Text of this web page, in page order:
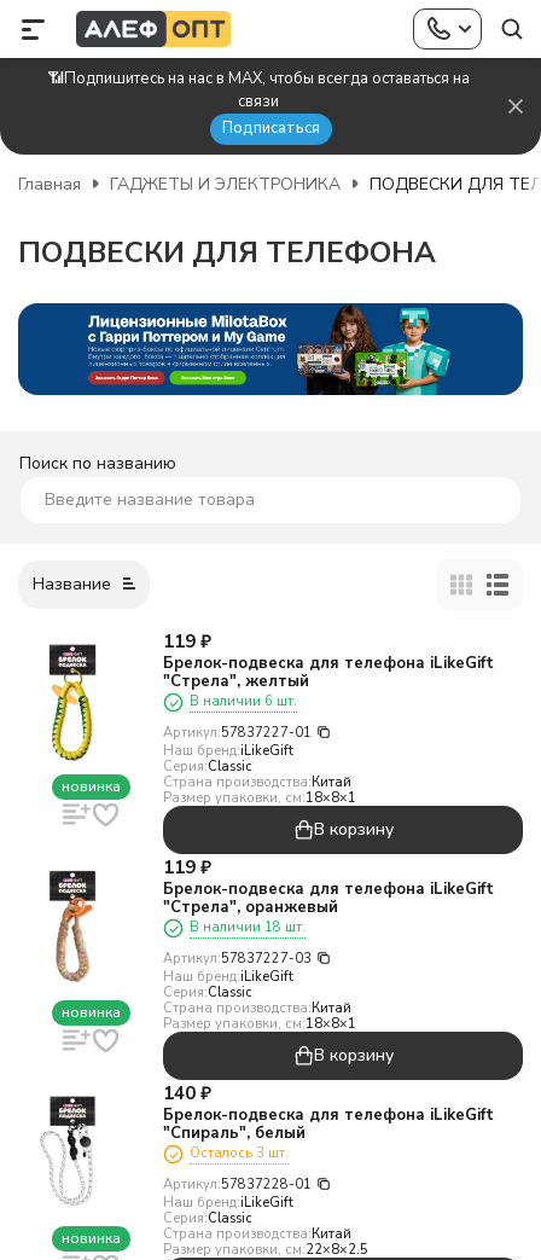
📶Подпишитесь на нас в MAX, чтобы всегда оставаться на
связи
Подписаться
Главная ГАДЖЕТЫ И ЭЛЕКТРОНИКА ПОДВЕСКИ ДЛЯ
ПОДВЕСКИ ДЛЯ ТЕЛЕФОНА
Поиск по названию
Название
новинка
119 ₽
Брелок-подвеска для телефона iLikeGift
"Стрела", желтый
В наличии 6 шт.
Артикул:57837227-01
Наш бренд:iLikeGift
Серия:Classic
Страна производства:Китай
Размер упаковки, см:18×8×1
В корзину
новинка
119 ₽
Брелок-подвеска для телефона iLikeGift
"Стрела", оранжевый
В наличии 18 шт.
Артикул:57837227-03
Наш бренд:iLikeGift
Серия:Classic
Страна производства:Китай
Размер упаковки, см:18×8×1
В корзину
новинка
140 ₽
Брелок-подвеска для телефона iLikeGift
"Спираль", белый
Осталось 3 шт.
Артикул:57837228-01
Наш бренд:iLikeGift
Серия:Classic
Страна производства:Китай
Размер упаковки, см:22×8×2.5